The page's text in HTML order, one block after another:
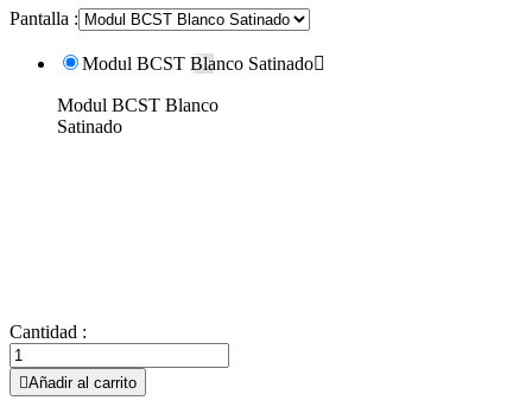
Pantalla :
Modul BCST Blanco Satinado
Modul BCST Blanco
Satinado
Cantidad :
Añadir al carrito